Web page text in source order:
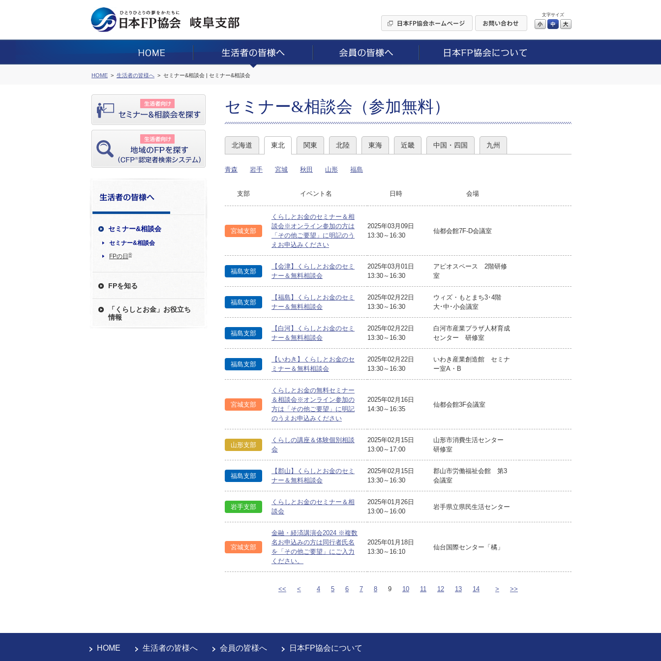
文字サイズ
小 中
HOME 生活者の皆様へ セミナー&相談会 | セミナー&相談会
セミナー&相談会
セミナー&相談会
FPの日 ®
FPを知る
「くらしとお金」お役立ち
情報
セミナー&相談会（参加無料）
北海道 東北 関東 北陸 東海 近畿 中国・四国 九州
青森 岩手 宮城 秋田 山形 福島
支部 イベント名 日時 会場
宮城支部
くらしとお金のセミナー＆相
談会※オンライン参加の方は
「その他ご要望」に明記のう
えお申込みください
2025年03月09日
13:30～16:30
仙都会館7F-D会議室
福島支部
【会津】くらしとお金のセミ
ナー＆無料相談会
2025年03月01日
13:30～16:30
アピオスペース 2階研修
室
福島支部
【福島】くらしとお金のセミ
ナー＆無料相談会
2025年02月22日
13:30～16:30
ウィズ・もとまち3･4階
大･中･小会議室
福島支部
【白河】くらしとお金のセミ
ナー＆無料相談会
2025年02月22日
13:30～16:30
白河市産業プラザ人材育成
センター 研修室
福島支部
【いわき】くらしとお金のセ
ミナー＆無料相談会
2025年02月22日
13:30～16:30
いわき産業創造館 セミナ
ー室A・B
宮城支部
くらしとお金の無料セミナー
＆相談会※オンライン参加の
方は「その他ご要望」に明記
のうえお申込みください
2025年02月16日
14:30～16:35
仙都会館3F会議室
山形支部
くらしの講座＆体験個別相談
会
2025年02月15日
13:00～17:00
山形市消費生活センター
研修室
福島支部
【郡山】くらしとお金のセミ
ナー＆無料相談会
2025年02月15日
13:30～16:30
郡山市労働福祉会館 第3
会議室
岩手支部
くらしとお金のセミナー＆相
談会
2025年01月26日
13:00～16:00
岩手県立県民生活センター
宮城支部
金融・経済講演会2024 ※複数
名お申込みの方は同行者氏名
を「その他ご要望」にご入力
ください。
2025年01月18日
13:30～16:10
仙台国際センター「橘」
<< < 4 5 6 7 8 9 10 11 12 13 14 > >>
HOME 生活者の皆様へ 会員の皆様へ 日本FP協会について